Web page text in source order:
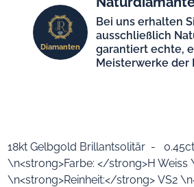
Diamanten
Bei uns erhalten
ausschließlich
garantiert echte,
Meisterwerke der
18kt Gelbgold Brillantsolitär -
\n<strong>Farbe: </strong>H Weiss
\n<strong>Reinheit:</strong> VS2